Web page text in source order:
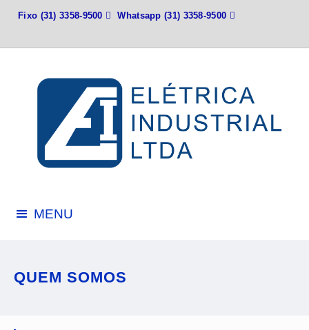
Fixo (31) 3358-9500  Whatsapp(31) 3358-9500 
MENU
QUEM SOMOS